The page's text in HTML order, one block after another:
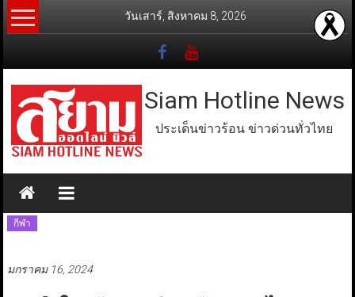
Skip
to
วันเสาร์, สิงหาคม 8, 2026
Siam Hotline News
ประเด็นข่าวร้อน ข่าวด่วนทั่วไทย
กีฬา
มกราคม 16, 2024